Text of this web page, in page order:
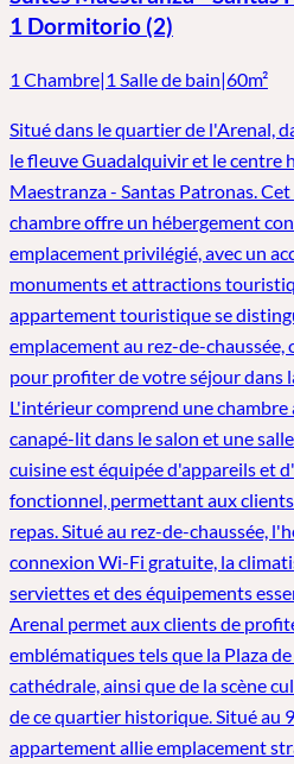
1 Dormitorio (2)
1 Chambre|1 Salle de bain|60m²
Situé dans le quartier de l'Arenal,
le fleuve Guadalquivir et le centre
Maestranza - Santas Patronas.
chambre offre un hébergement
emplacement privilégié, avec un
monuments et attractions
appartement touristique se
emplacement au rez-de-chaussée,
pour profiter de votre séjour dans
L'intérieur comprend une chambre
canapé-lit dans le salon et une
cuisine est équipée d'appareils et
fonctionnel, permettant aux
repas. Situé au rez-de-chaussée,
connexion Wi-Fi gratuite, la
serviettes et des équipements
Arenal permet aux clients de
emblématiques tels que la Plaza
cathédrale, ainsi que de la scène
de ce quartier historique. Situé au
appartement allie emplacement